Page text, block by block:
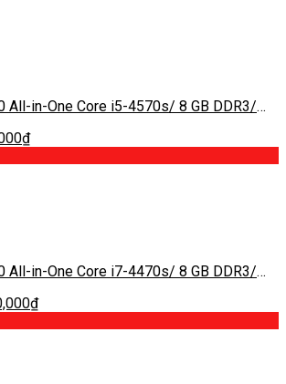
All-in-One Core i5-4570s/ 8 GB DDR3/
₫
All-in-One Core i7-4470s/ 8 GB DDR3/
₫